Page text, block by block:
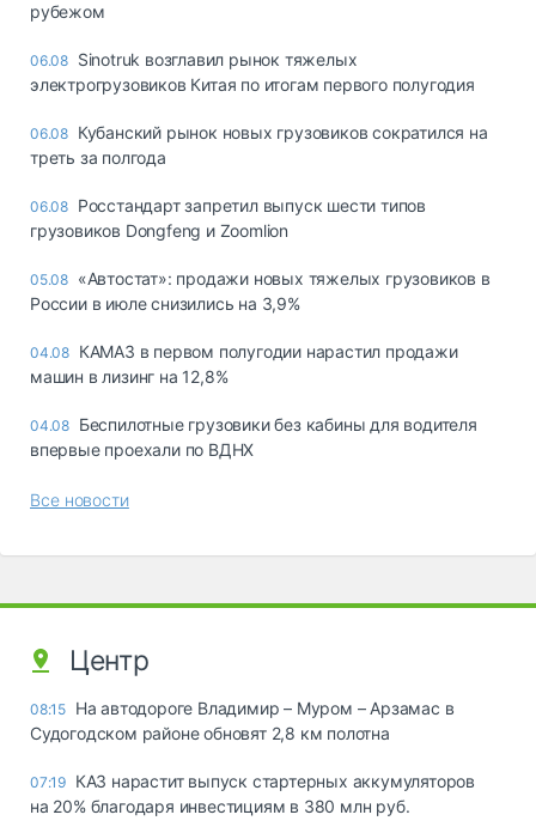
рубежом
06.08 Sinotruk возглавил рынок тяжелых
электрогрузовиков Китая по итогам первого полугодия
06.08 Кубанский рынок новых грузовиков сократился на
треть за полгода
06.08 Росстандарт запретил выпуск шести типов
грузовиков Dongfeng и Zoomlion
05.08 «Автостат»: продажи новых тяжелых грузовиков в
России в июле снизились на 3,9%
04.08 КАМАЗ в первом полугодии нарастил продажи
машин в лизинг на 12,8%
04.08 Беспилотные грузовики без кабины для водителя
впервые проехали по ВДНХ
Все новости
Центр
08:15 На автодороге Владимир – Муром – Арзамас в
Судогодском районе обновят 2,8 км полотна
07:19 КАЗ нарастит выпуск стартерных аккумуляторов
на 20% благодаря инвестициям в 380 млн руб.